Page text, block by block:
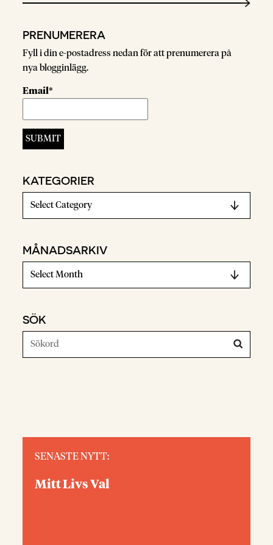
PRENUMERERA
Fyll i din e-postadress nedan för att prenumerera på
nya blogginlägg.
Email*
KATEGORIER
MÅNADSARKIV
SÖK
SENASTE NYTT:
Mitt Livs Val